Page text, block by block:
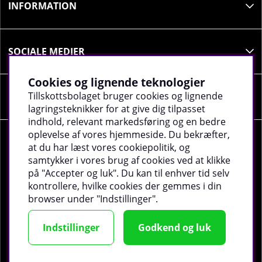
medicin, skal du kontakte en læge, før du bruger
kilde til fenylalanin.
INFORMATION
SOCIALE MEDIER
VIRKSOMHEDSOPLYSNINGER
©2026 tillskottsbolaget.dk. Vi bruger cookies -Læs
mere.
Cookies og lignende teknologier
Tillskottsbolaget bruger cookies og lignende
lagringsteknikker for at give dig tilpasset
indhold, relevant markedsføring og en bedre
oplevelse af vores hjemmeside. Du bekræfter,
at du har læst vores cookiepolitik, og
samtykker i vores brug af cookies ved at klikke
på "Accepter og luk". Du kan til enhver tid selv
kontrollere, hvilke cookies der gemmes i din
browser under "Indstillinger".
Indstillinger Godkend og luk